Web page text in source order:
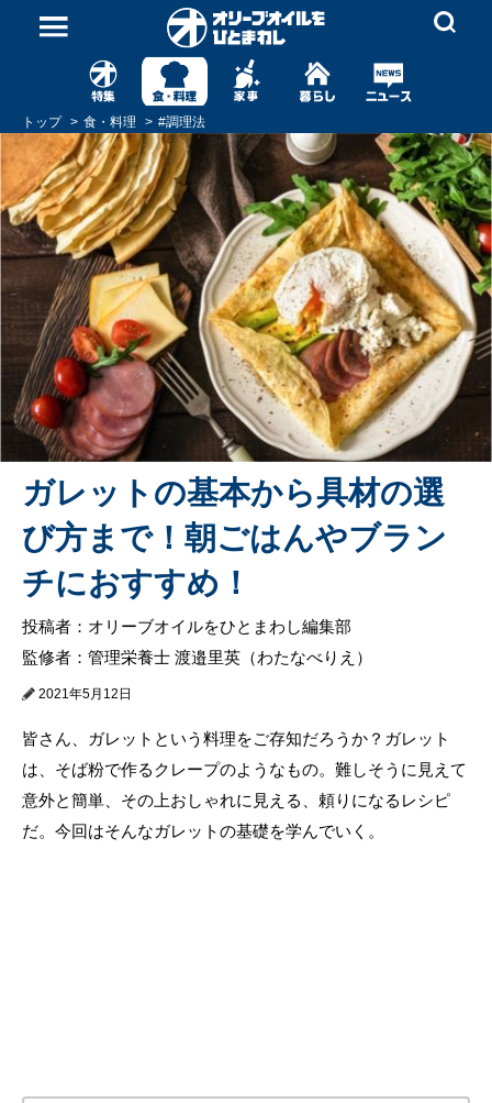
トップ 食・料理 #調理法
ガレットの基本から具材の選
び方まで！朝ごはんやブラン
チにおすすめ！
投稿者：オリーブオイルをひとまわし編集部
監修者：管理栄養士 渡邉里英（わたなべりえ）
2021年5月12日
皆さん、ガレットという料理をご存知だろうか？ガレット
は、そば粉で作るクレープのようなもの。難しそうに見えて
意外と簡単、その上おしゃれに見える、頼りになるレシピ
だ。今回はそんなガレットの基礎を学んでいく。